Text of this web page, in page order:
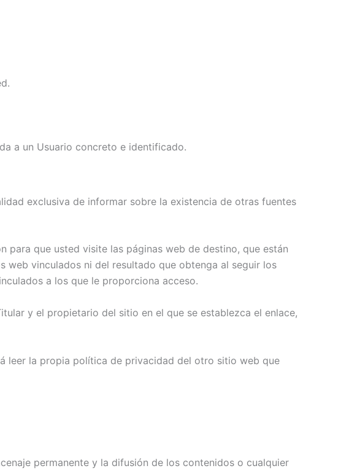
a un Usuario concreto e identificado.
exclusiva de informar sobre la existencia de otras fuentes
para que usted visite las páginas web de destino, que están
vinculados ni del resultado que obtenga al seguir los
a los que le proporciona acceso.
y el propietario del sitio en el que se establezca el enlace,
leer la propia política de privacidad del otro sitio web que
permanente y la difusión de los contenidos o cualquier